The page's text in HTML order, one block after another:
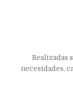
Realizadas
necesidades,